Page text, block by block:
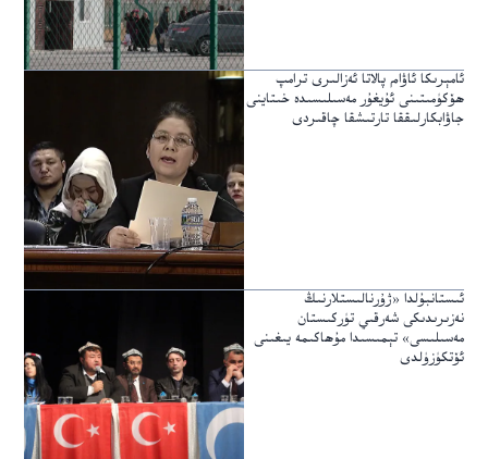
ئامېرىكا ئاۋام پالاتا ئەزالىرى ترامپ
ھۆكۈمىتىنى ئۇيغۇر مەسىلىسىدە خىتاينى
جاۋابكارلىققا تارتىشقا چاقىردى
ئىستانبۇلدا «ژۇرنالىستلارنىڭ
نەزىرىدىكى شەرقىي تۈركىستان
مەسىلىسى» تېمىسىدا مۇھاكىمە يىغىنى
ئۆتكۈزۈلدى